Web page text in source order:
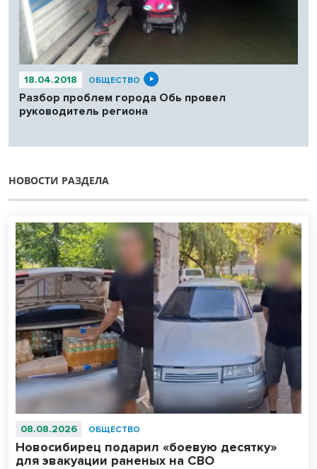
18.04.2018 ОБЩЕСТВО
Разбор проблем города Обь провел
руководитель региона
НОВОСТИ РАЗДЕЛА
08.08.2026 ОБЩЕСТВО
Новосибирец подарил «боевую десятку»
для эвакуации раненых на СВО